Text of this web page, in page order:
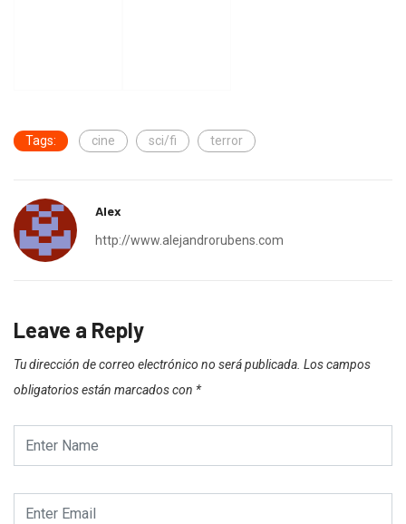
Tags: cine sci/fi terror
Alex
http://www.alejandrorubens.com
Leave a Reply
Tu dirección de correo electrónico no será publicada. Los campos
obligatorios están marcados con *